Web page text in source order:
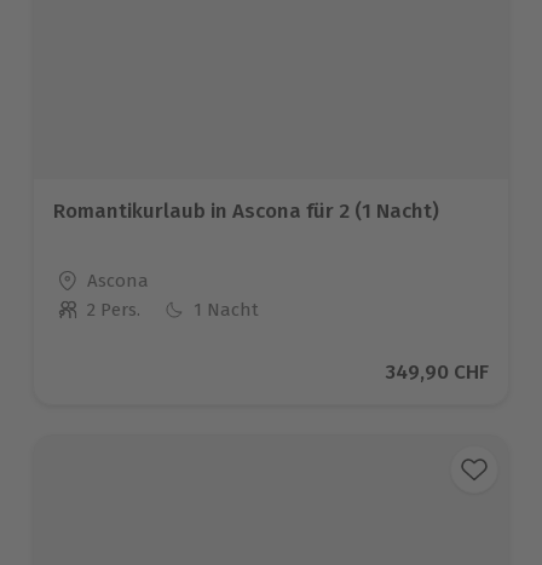
Romantikurlaub in Ascona für 2 (1 Nacht)
Standort
Ascona
Anzahl der Teilnehmer
2 Pers. 1 Nacht
Aktueller Preis
349,90 CHF